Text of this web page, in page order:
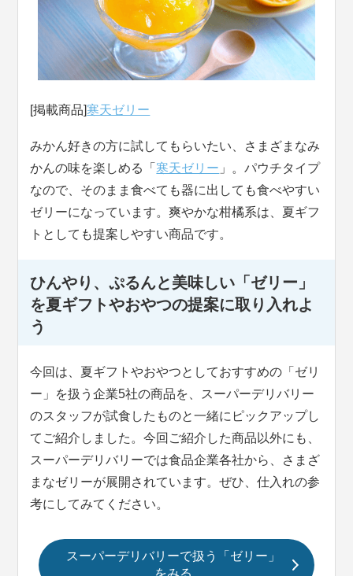
[掲載商品]寒天ゼリー
みかん好きの方に試してもらいたい、さまざまなみ
かんの味を楽しめる「 寒天ゼリー 」。パウチタイプ
なので、そのまま食べても器に出しても食べやすい
ゼリーになっています。爽やかな柑橘系は、夏ギフ
トとしても提案しやすい商品です。
ひんやり、ぷるんと美味しい「ゼリー」
を夏ギフトやおやつの提案に取り入れよ
う
今回は、夏ギフトやおやつとしておすすめの「ゼリ
ー」を扱う企業5社の商品を、スーパーデリバリー
のスタッフが試食したものと一緒にピックアップし
てご紹介しました。今回ご紹介した商品以外にも、
スーパーデリバリーでは食品企業各社から、さまざ
まなゼリーが展開されています。ぜひ、仕入れの参
考にしてみてください。
スーパーデリバリーで扱う「ゼリー」
をみる